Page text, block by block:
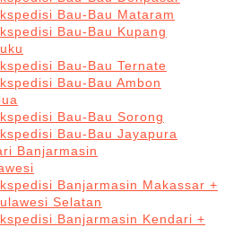
Bau-Bau Mataram
Bau-Bau Kupang
Bau-Bau Ternate
Bau-Bau Ambon
Bau-Bau Sorong
Bau-Bau Jayapura
Banjarmasin
Banjarmasin Makassar +
Selatan
Banjarmasin Kendari +